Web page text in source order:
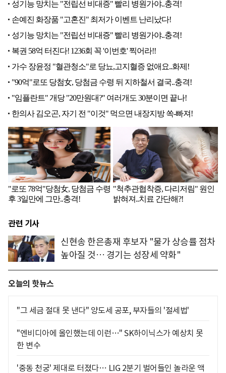
관련 기사
신현송 한은총재 후보자 "물가 상승률 점차
높아질 것… 경기는 성장세 약화"
오늘의 핫뉴스
"그 세금 절대 못 낸다" 양도세 공포, 부자들의 '절세법'
"엔비디아에 올인했는데 이런…" SK하이닉스가 예상치 못
한 변수
'중동 천궁' 제대로 터졌다… LIG 2분기 벌어들인 놀라운 액